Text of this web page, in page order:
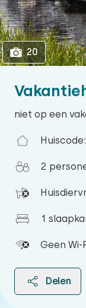
niet op een
2
1
Geen Wi-
Delen
20